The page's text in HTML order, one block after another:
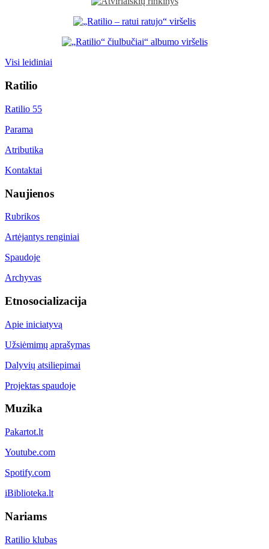
Visi leidiniai
Ratilio
Ratilio 55
Parama
Atributika
Kontaktai
Naujienos
Rubrikos
Artėjantys renginiai
Spaudoje
Archyvas
Etnosocializacija
Apie iniciatyvą
Užsiėmimų aprašymas
Dalyvių atsiliepimai
Projektas spaudoje
Muzika
Pakartot.lt
Youtube.com
Spotify.com
iBiblioteka.lt
Nariams
Ratilio klubas